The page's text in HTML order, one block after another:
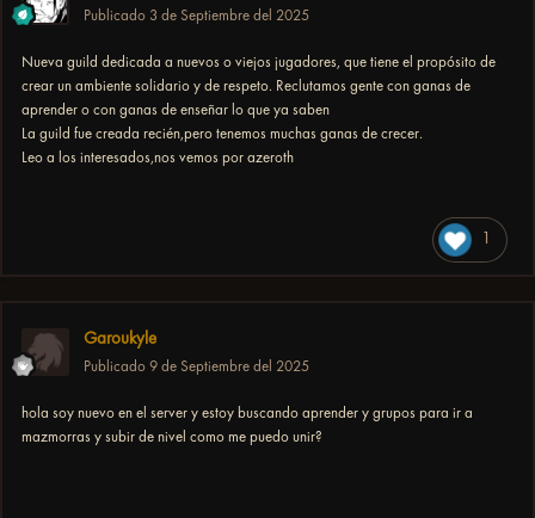
Publicado 3 de Septiembre del 2025
Nueva guild dedicada a nuevos o viejos jugadores, que tiene el propósito de
crear un ambiente solidario y de respeto. Reclutamos gente con ganas de
aprender o con ganas de enseñar lo que ya saben
La guild fue creada recién,pero tenemos muchas ganas de crecer.
Leo a los interesados,nos vemos por azeroth
1
Garoukyle
Publicado 9 de Septiembre del 2025
hola soy nuevo en el server y estoy buscando aprender y grupos para ir a
mazmorras y subir de nivel como me puedo unir?